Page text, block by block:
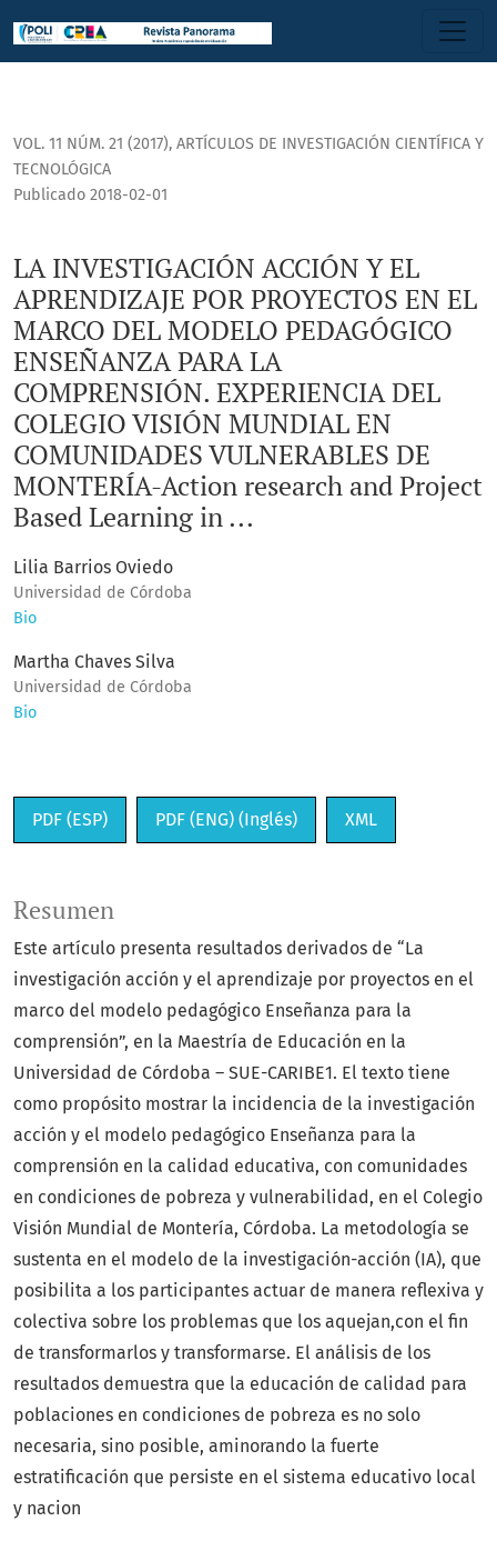
VOL. 11 NÚM. 21 (2017), ARTÍCULOS DE INVESTIGACIÓN CIENTÍFICA Y
TECNOLÓGICA
LA INVESTIGACIÓN ACCIÓN Y EL
APRENDIZAJE POR PROYECTOS EN EL
MARCO DEL MODELO PEDAGÓGICO
ENSEÑANZA PARA LA
COMPRENSIÓN. EXPERIENCIA DEL
COLEGIO VISIÓN MUNDIAL EN
COMUNIDADES VULNERABLES DE
MONTERÍA-Action research and Project
Based Learning in ...
Publicado 2018-02-01
Lilia Barrios Oviedo
Universidad de Córdoba
Bio
Martha Chaves Silva
Universidad de Córdoba
Bio
PDF (ESP) PDF (ENG) (Inglés) XML
Resumen
Este artículo presenta resultados derivados de “La
investigación acción y el aprendizaje por proyectos en el
marco del modelo pedagógico Enseñanza para la
comprensión”, en la Maestría de Educación en la
Universidad de Córdoba – SUE-CARIBE1. El texto tiene
como propósito mostrar la incidencia de la investigación
acción y el modelo pedagógico Enseñanza para la
comprensión en la calidad educativa, con comunidades
en condiciones de pobreza y vulnerabilidad, en el Colegio
Visión Mundial de Montería, Córdoba. La metodología se
sustenta en el modelo de la investigación-acción (IA), que
posibilita a los participantes actuar de manera reflexiva y
colectiva sobre los problemas que los aquejan,con el fin
de transformarlos y transformarse. El análisis de los
resultados demuestra que la educación de calidad para
poblaciones en condiciones de pobreza es no solo
necesaria, sino posible, aminorando la fuerte
estratificación que persiste en el sistema educativo local
y nacion